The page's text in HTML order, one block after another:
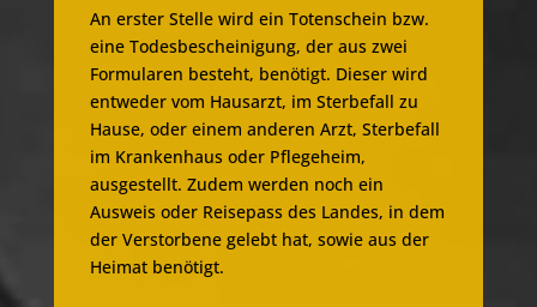
An erster Stelle wird ein Totenschein bzw.
eine Todesbescheinigung, der aus zwei
Formularen besteht, benötigt. Dieser wird
entweder vom Hausarzt, im Sterbefall zu
Hause, oder einem anderen Arzt, Sterbefall
im Krankenhaus oder Pflegeheim,
ausgestellt. Zudem werden noch ein
Ausweis oder Reisepass des Landes, in dem
der Verstorbene gelebt hat, sowie aus der
Heimat benötigt.